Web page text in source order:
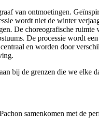
van ontmoetingen.
wordt niet de winter
De choreografische ruimte
De processie wordt
en worden door
bij de grenzen die we
samenkomen met de